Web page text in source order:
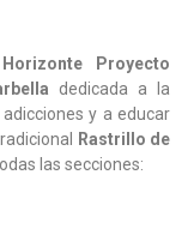
Horizonte Proyecto
dedicada a la
y a educar
Rastrillo de
las secciones: